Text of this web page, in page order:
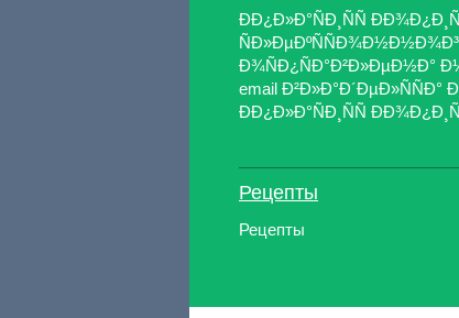
ÐÐ¿Ð»Ð°ÑÐ¸ÑÑ ÐÐ¾Ð¿Ð¸Ñ
Ð¾ÑÐ¿ÑÐ°Ð²Ð»ÐµÐ½Ð°
email
ÐÐ¿Ð»Ð°ÑÐ¸ÑÑ
Рецепты
Рецепты